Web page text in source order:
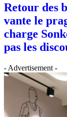
Retour des
vante le
charge
pas les
- Advertisement -